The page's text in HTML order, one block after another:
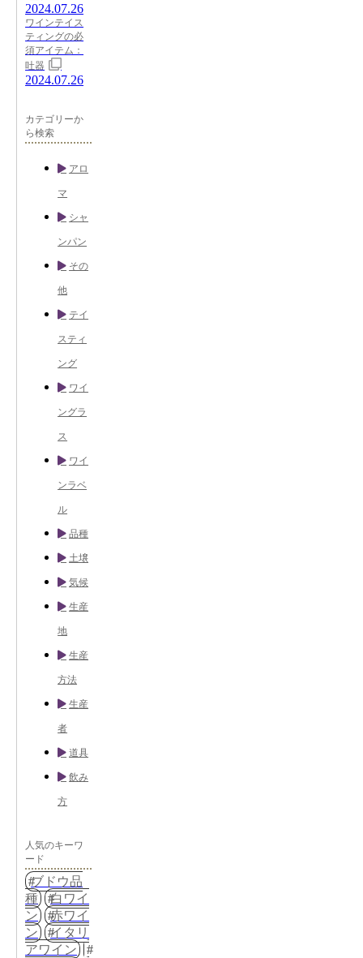
2024.07.26
ワインテイス
ティングの必
須アイテム：
吐器
2024.07.26
カテゴリーか
ら検索
アロ
マ
シャ
ンパン
その
他
テイ
スティ
ング
ワイ
ングラ
ス
ワイ
ンラベ
ル
品種
土壌
気候
生産
地
生産
方法
生産
者
道具
飲み
方
人気のキーワ
ード
ブドウ品
種
白ワイ
ン
赤ワイ
ン
イタリ
アワイン